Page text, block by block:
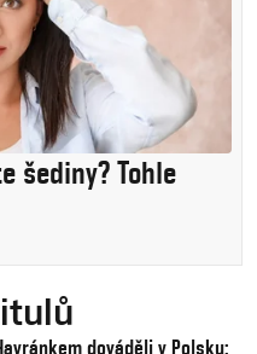
šediny? Tohle
dováděli v Polsku: